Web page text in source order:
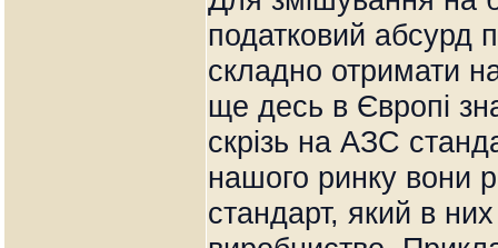
податковий абсурд
складно отримати
ще десь в Європі
скрізь на АЗС
нашого ринку вони
стандарт, який в